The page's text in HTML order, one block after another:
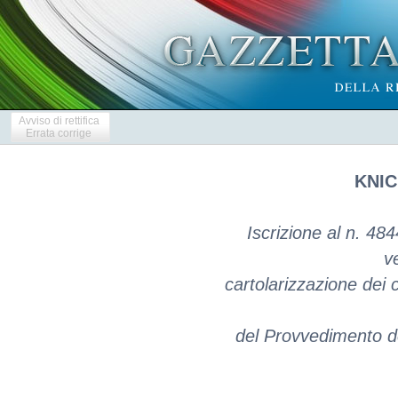
Avviso di rettifica
Errata corrige
Iscrizione al n.
cartolarizzazione dei
del Provvedimento